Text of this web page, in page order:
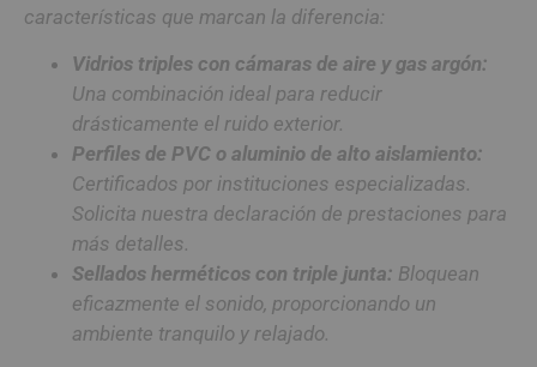
características que marcan la diferencia:
Vidrios triples con cámaras de aire y gas argón:
Una combinación ideal para reducir
drásticamente el ruido exterior.
Perfiles de PVC o aluminio de alto aislamiento:
Certificados por instituciones especializadas.
Solicita nuestra declaración de prestaciones para
más detalles.
Sellados herméticos con triple junta: Bloquean
eficazmente el sonido, proporcionando un
ambiente tranquilo y relajado.